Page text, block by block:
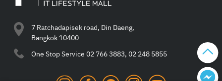
7 Ratchadapisek road, Din Daeng,
Bangkok 10400
One Stop Service 02 766 3883, 02 248 5855